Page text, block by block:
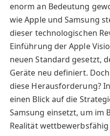
enorm an Bedeutung
wie Apple und Samsung
dieser technologischen
Einführung der Apple
neuen Standard gesetzt,
Geräte neu definiert.
diese Herausforderung?
einen Blick auf die
Samsung einsetzt, um im
Realität